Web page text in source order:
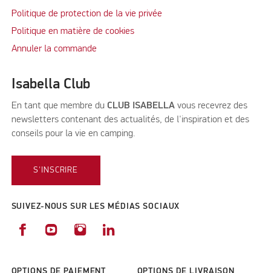
Politique de protection de la vie privée
Politique en matière de cookies
Annuler la commande
Isabella Club
En tant que membre du CLUB ISABELLA vous recevrez des
newsletters contenant des actualités, de l'inspiration et des
conseils pour la vie en camping.
S'INSCRIRE
SUIVEZ-NOUS SUR LES MÉDIAS SOCIAUX
OPTIONS DE PAIEMENT OPTIONS DE LIVRAISON